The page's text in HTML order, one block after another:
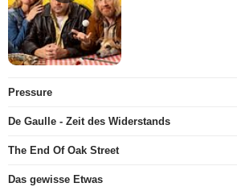
Pressure
De Gaulle - Zeit des Widerstands
The End Of Oak Street
Das gewisse Etwas